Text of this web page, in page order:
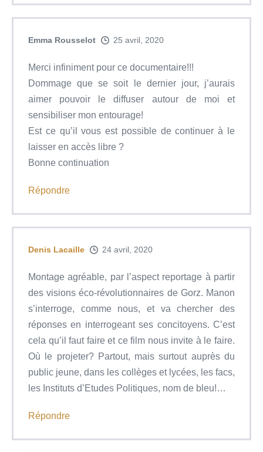
Emma Rousselot 25 avril, 2020
Merci infiniment pour ce documentaire!!!
Dommage que se soit le dernier jour, j’aurais
aimer pouvoir le diffuser autour de moi et
sensibiliser mon entourage!
Est ce qu’il vous est possible de continuer à le
laisser en accès libre ?
Bonne continuation
Répondre
Denis Lacaille 24 avril, 2020
Montage agréable, par l’aspect reportage à partir
des visions éco-révolutionnaires de Gorz. Manon
s’interroge, comme nous, et va chercher des
réponses en interrogeant ses concitoyens. C’est
cela qu’il faut faire et ce film nous invite à le faire.
Où le projeter? Partout, mais surtout auprès du
public jeune, dans les collèges et lycées, les facs,
les Instituts d’Etudes Politiques, nom de bleu!…
Répondre